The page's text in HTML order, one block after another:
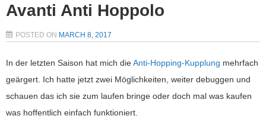
Avanti Anti Hoppolo
POSTED ON MARCH 8, 2017
In der letzten Saison hat mich dieAnti-Hopping-Kupplung mehrfach
geärgert. Ich hatte jetzt zwei Möglichkeiten, weiter debuggen und
schauen das ich sie zum laufen bringe oder doch mal was kaufen
was hoffentlich einfach funktioniert.